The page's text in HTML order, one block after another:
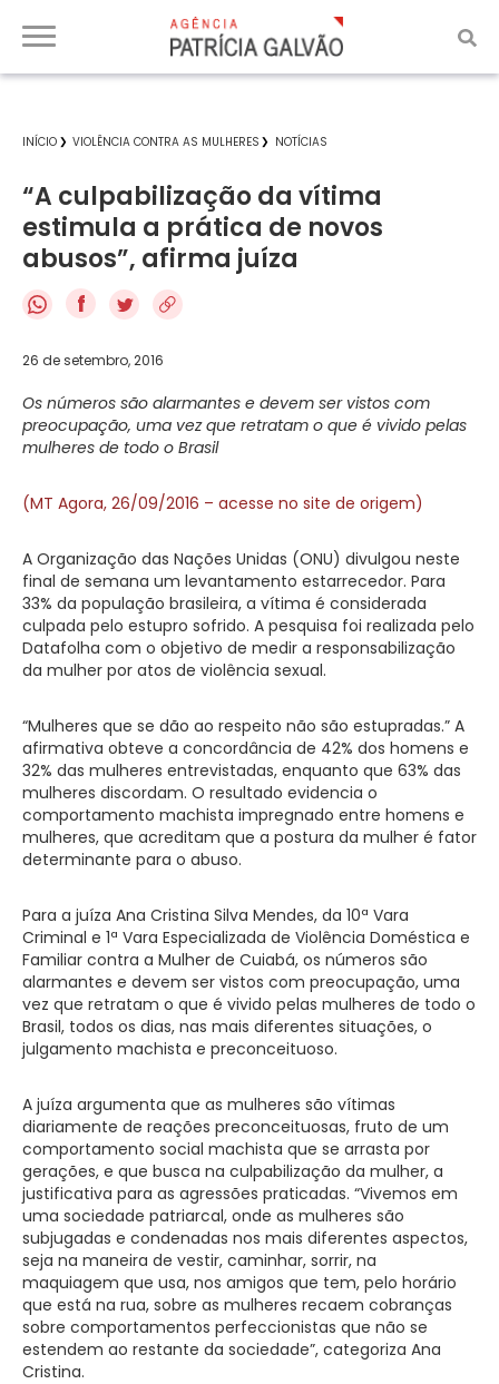
INÍCIO VIOLÊNCIA CONTRA AS MULHERES NOTÍCIAS
“A culpabilização da vítima
estimula a prática de novos
abusos”, afirma juíza
f
26 de setembro, 2016
Os números são alarmantes e devem ser vistos com
preocupação, uma vez que retratam o que é vivido pelas
mulheres de todo o Brasil
(MT Agora, 26/09/2016 – acesse no site de origem)
A Organização das Nações Unidas (ONU) divulgou neste
final de semana um levantamento estarrecedor. Para
33% da população brasileira, a vítima é considerada
culpada pelo estupro sofrido. A pesquisa foi realizada pelo
Datafolha com o objetivo de medir a responsabilização
da mulher por atos de violência sexual.
“Mulheres que se dão ao respeito não são estupradas.” A
afirmativa obteve a concordância de 42% dos homens e
32% das mulheres entrevistadas, enquanto que 63% das
mulheres discordam. O resultado evidencia o
comportamento machista impregnado entre homens e
mulheres, que acreditam que a postura da mulher é fator
determinante para o abuso.
Para a juíza Ana Cristina Silva Mendes, da 10ª Vara
Criminal e 1ª Vara Especializada de Violência Doméstica e
Familiar contra a Mulher de Cuiabá, os números são
alarmantes e devem ser vistos com preocupação, uma
vez que retratam o que é vivido pelas mulheres de todo o
Brasil, todos os dias, nas mais diferentes situações, o
julgamento machista e preconceituoso.
A juíza argumenta que as mulheres são vítimas
diariamente de reações preconceituosas, fruto de um
comportamento social machista que se arrasta por
gerações, e que busca na culpabilização da mulher, a
justificativa para as agressões praticadas. “Vivemos em
uma sociedade patriarcal, onde as mulheres são
subjugadas e condenadas nos mais diferentes aspectos,
seja na maneira de vestir, caminhar, sorrir, na
maquiagem que usa, nos amigos que tem, pelo horário
que está na rua, sobre as mulheres recaem cobranças
sobre comportamentos perfeccionistas que não se
estendem ao restante da sociedade”, categoriza Ana
Cristina.